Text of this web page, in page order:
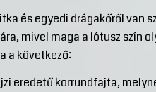
és egyedi drágakőről van
mivel maga a lótusz szín
a következő:
eredetű korrundfajta,